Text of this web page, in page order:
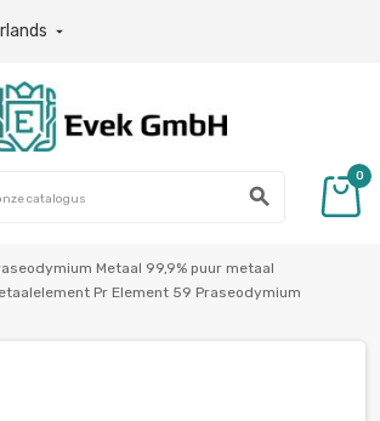

search
0
Metaal 99,9% puur metaal
Pr Element 59 Praseodymium